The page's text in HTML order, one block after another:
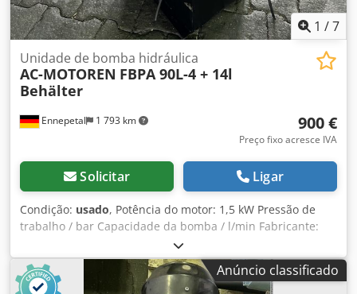
1 /7
Ennepetal 1 793 km
Unidade de bomba hidráulica
AC-MOTOREN FBPA 90L-4 + 14l
Behälter
900 €
Preço fixo acresce IVA
Solicitar Ligar
Condição: usado, Potência do motor: 1,5 kW Pressão de
trabalho / bar Capacidade da bomba / l/min Fabricante:
AC-Motoren Modelo: FBPA 90L-4 Potência: 1,5kW - 1,8kW
Rotação: 1.400 rpm - 1.680 rpm Chsdozcgkgopfx Aamja
Volume do reservatório: 14 litros Q (l/min): 3,2Anúncio classificado